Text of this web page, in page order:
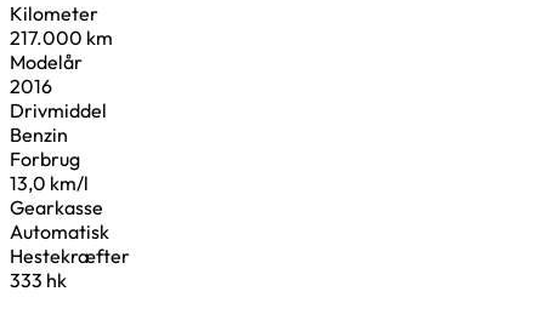
Kilometer
217.000 km
Modelår
2016
Drivmiddel
Benzin
Forbrug
13,0 km/l
Gearkasse
Automatisk
Hestekræfter
333 hk